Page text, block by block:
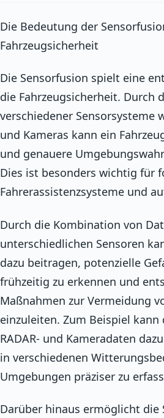
Die Bedeutung der
Fahrzeugsicherheit
Die Sensorfusion spielt eine
die Fahrzeugsicherheit. Durch
verschiedener Sensorsysteme
und Kameras kann ein
und genauere
Dies ist besonders wichtig für
Fahrerassistenzsysteme und
Durch die Kombination von
unterschiedlichen Sensoren
dazu beitragen, potenzielle
frühzeitig zu erkennen und
Maßnahmen zur Vermeidung
einzuleiten. Zum Beispiel kann
RADAR- und Kameradaten
in verschiedenen
Umgebungen präziser zu
Darüber hinaus ermöglicht die